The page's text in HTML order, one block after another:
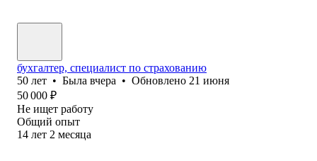
бухгалтер, специалист по страхованию
50 лет • Была вчера • Обновлено 21 июня
50 000 ₽
Не ищет работу
Общий опыт
14 лет 2 месяца